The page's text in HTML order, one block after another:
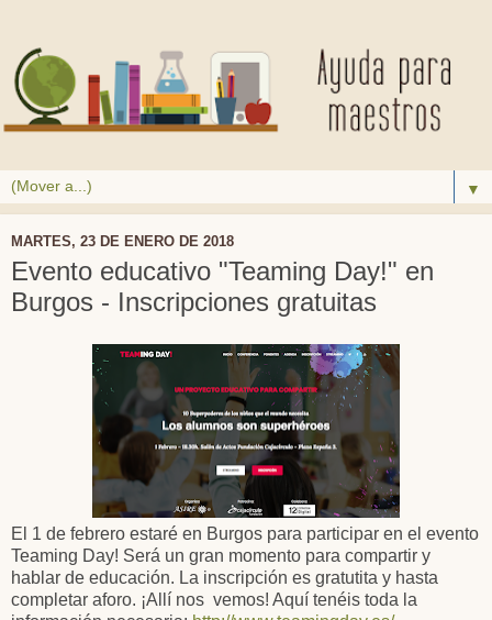
▼
MARTES, 23 DE ENERO DE 2018
Evento educativo "Teaming Day!" en
Burgos - Inscripciones gratuitas
El 1 de febrero estaré en Burgos para participar en el evento
Teaming Day! Será un gran momento para compartir y
hablar de educación. La inscripción es gratutita y hasta
completar aforo. ¡Allí nos vemos! Aquí tenéis toda la